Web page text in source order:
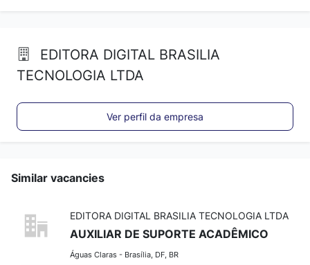
EDITORA DIGITAL BRASILIA
TECNOLOGIA LTDA
Ver perfil da empresa
Similar vacancies
EDITORA DIGITAL BRASILIA TECNOLOGIA LTDA
AUXILIAR DE SUPORTE ACADÊMICO
Águas Claras - Brasília, DF, BR